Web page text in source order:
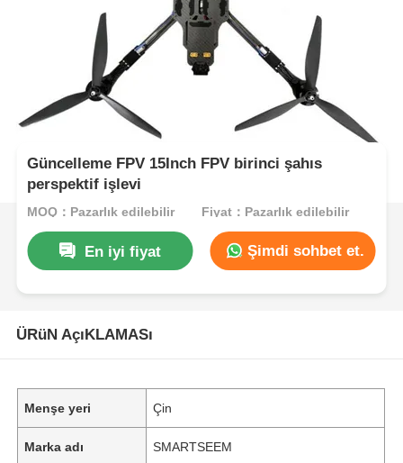
Güncelleme FPV 15Inch FPV birinci şahıs
perspektif işlevi
MOQ：Pazarlık edilebilir Fiyat：Pazarlık edilebilir
En iyi fiyat Şimdi sohbet et.
ÜRüN AçıKLAMASı
Menşe yeri Çin
Marka adı SMARTSEEM